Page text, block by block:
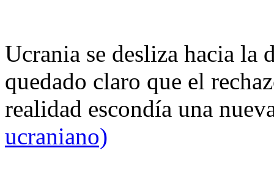
Ucrania se desliza hacia
quedado claro que el
realidad escondía una
ucraniano)